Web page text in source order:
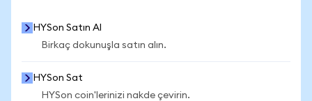
HYSon Satın Al
Birkaç dokunuşla satın alın.
HYSon Sat
HYSon coin'lerinizi nakde çevirin.